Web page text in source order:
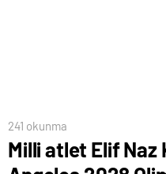
241 okunma
Milli atlet Elif Naz